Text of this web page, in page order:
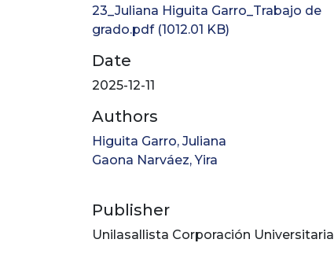
23_Juliana Higuita Garro_Trabajo de
grado.pdf(1012.01 KB)
Date
2025-12-11
Authors
Higuita Garro, Juliana
Gaona Narváez, Yira
Publisher
Unilasallista Corporación Universitaria